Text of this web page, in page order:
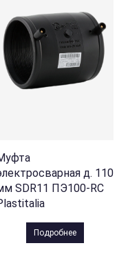
д. 110
SDR11 ПЭ100-RC
Подробнее